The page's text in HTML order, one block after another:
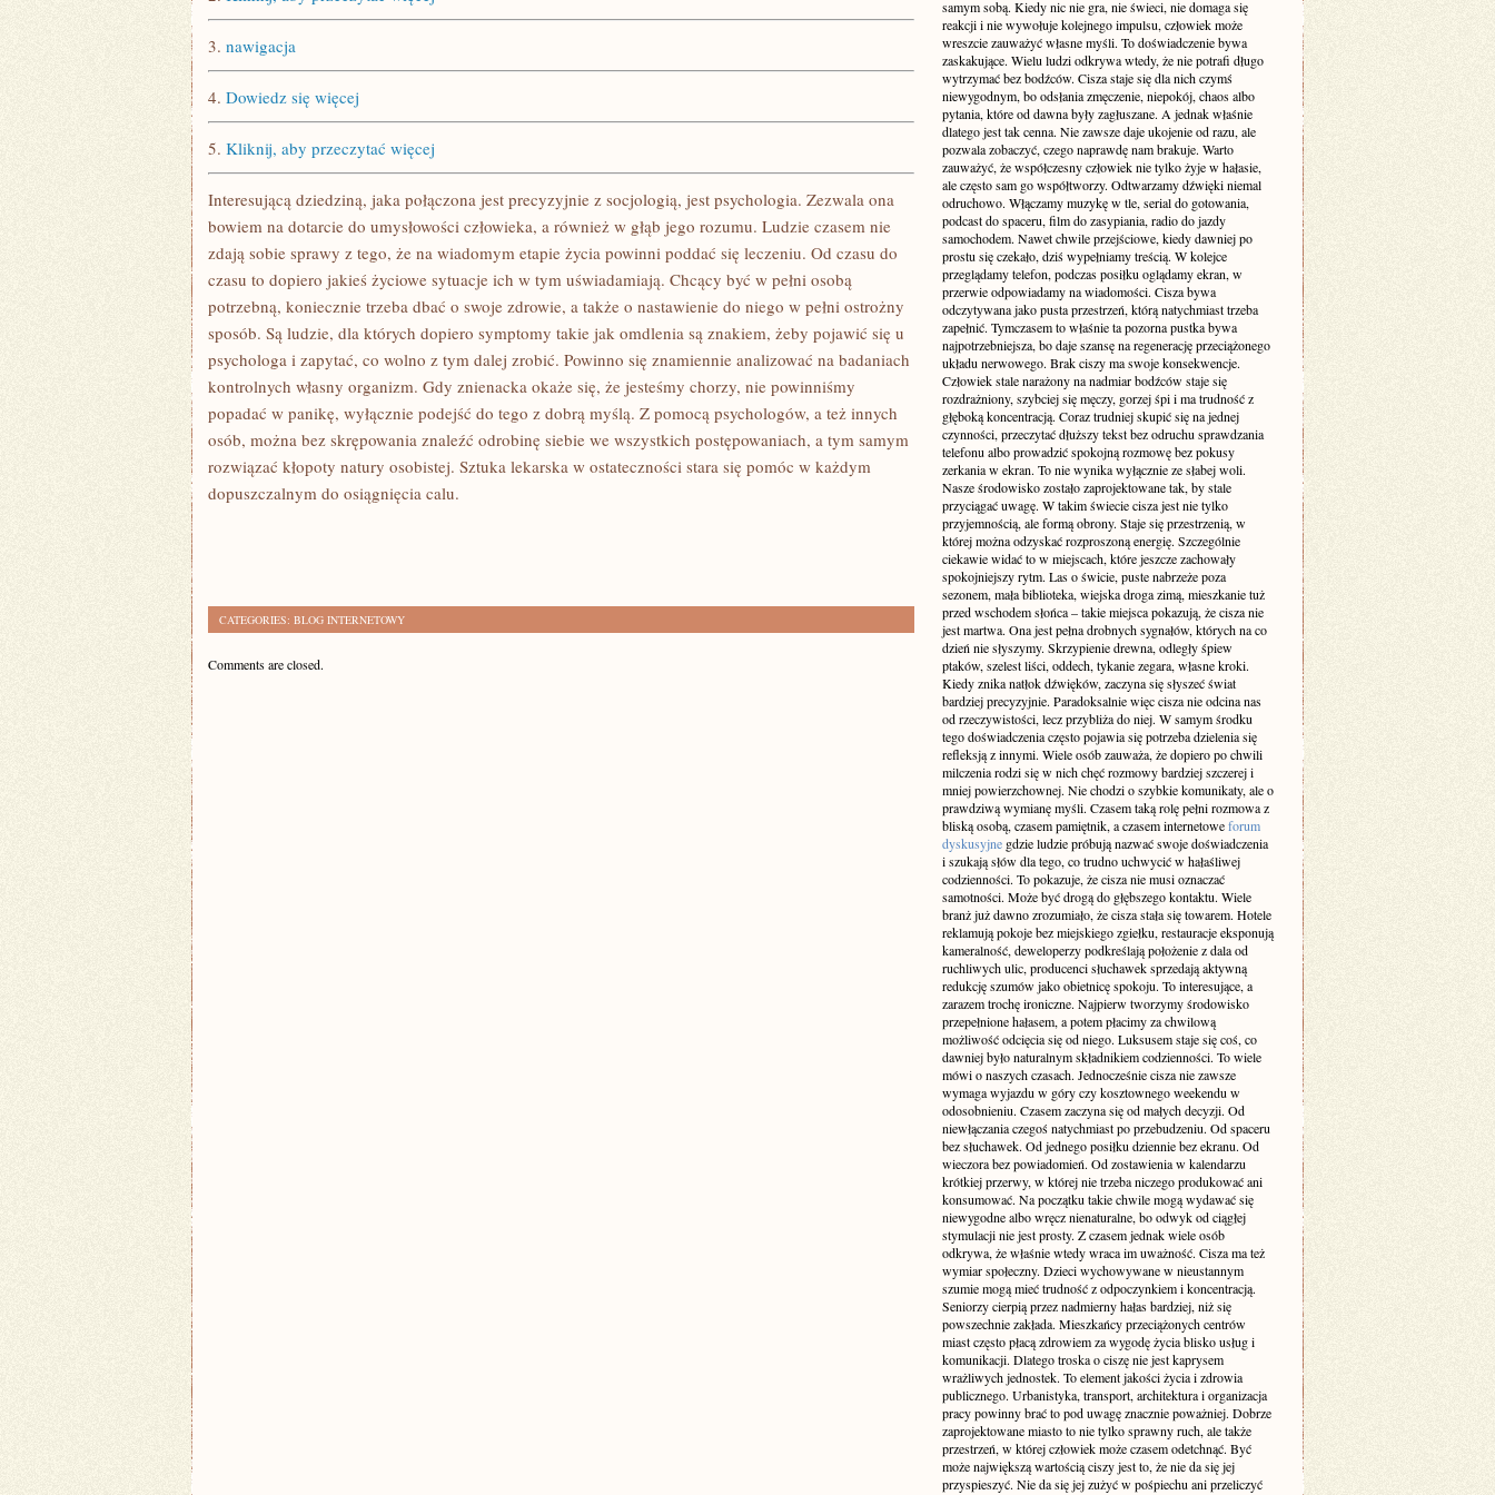
3. nawigacja
4. Dowiedz się więcej
5. Kliknij, aby przeczytać więcej
Interesującą dziedziną, jaka połączona jest precyzyjnie z socjologią, jest psychologia. Zezwala ona
bowiem na dotarcie do umysłowości człowieka, a również w głąb jego rozumu. Ludzie czasem nie
zdają sobie sprawy z tego, że na wiadomym etapie życia powinni poddać się leczeniu. Od czasu do
czasu to dopiero jakieś życiowe sytuacje ich w tym uświadamiają. Chcący być w pełni osobą
potrzebną, koniecznie trzeba dbać o swoje zdrowie, a także o nastawienie do niego w pełni ostrożny
sposób. Są ludzie, dla których dopiero symptomy takie jak omdlenia są znakiem, żeby pojawić się u
psychologa i zapytać, co wolno z tym dalej zrobić. Powinno się znamiennie analizować na badaniach
kontrolnych własny organizm. Gdy znienacka okaże się, że jesteśmy chorzy, nie powinniśmy
popadać w panikę, wyłącznie podejść do tego z dobrą myślą. Z pomocą psychologów, a też innych
osób, można bez skrępowania znaleźć odrobinę siebie we wszystkich postępowaniach, a tym samym
rozwiązać kłopoty natury osobistej. Sztuka lekarska w ostateczności stara się pomóc w każdym
dopuszczalnym do osiągnięcia calu.
CATEGORIES: BLOG INTERNETOWY
Comments are closed.
samym sobą. Kiedy nic nie gra, nie świeci, nie domaga się
reakcji i nie wywołuje kolejnego impulsu, człowiek może
wreszcie zauważyć własne myśli. To doświadczenie bywa
zaskakujące. Wielu ludzi odkrywa wtedy, że nie potrafi długo
wytrzymać bez bodźców. Cisza staje się dla nich czymś
niewygodnym, bo odsłania zmęczenie, niepokój, chaos albo
pytania, które od dawna były zagłuszane. A jednak właśnie
dlatego jest tak cenna. Nie zawsze daje ukojenie od razu, ale
pozwala zobaczyć, czego naprawdę nam brakuje. Warto
zauważyć, że współczesny człowiek nie tylko żyje w hałasie,
ale często sam go współtworzy. Odtwarzamy dźwięki niemal
odruchowo. Włączamy muzykę w tle, serial do gotowania,
podcast do spaceru, film do zasypiania, radio do jazdy
samochodem. Nawet chwile przejściowe, kiedy dawniej po
prostu się czekało, dziś wypełniamy treścią. W kolejce
przeglądamy telefon, podczas posiłku oglądamy ekran, w
przerwie odpowiadamy na wiadomości. Cisza bywa
odczytywana jako pusta przestrzeń, którą natychmiast trzeba
zapełnić. Tymczasem to właśnie ta pozorna pustka bywa
najpotrzebniejsza, bo daje szansę na regenerację przeciążonego
układu nerwowego. Brak ciszy ma swoje konsekwencje.
Człowiek stale narażony na nadmiar bodźców staje się
rozdrażniony, szybciej się męczy, gorzej śpi i ma trudność z
głęboką koncentracją. Coraz trudniej skupić się na jednej
czynności, przeczytać dłuższy tekst bez odruchu sprawdzania
telefonu albo prowadzić spokojną rozmowę bez pokusy
zerkania w ekran. To nie wynika wyłącznie ze słabej woli.
Nasze środowisko zostało zaprojektowane tak, by stale
przyciągać uwagę. W takim świecie cisza jest nie tylko
przyjemnością, ale formą obrony. Staje się przestrzenią, w
której można odzyskać rozproszoną energię. Szczególnie
ciekawie widać to w miejscach, które jeszcze zachowały
spokojniejszy rytm. Las o świcie, puste nabrzeże poza
sezonem, mała biblioteka, wiejska droga zimą, mieszkanie tuż
przed wschodem słońca – takie miejsca pokazują, że cisza nie
jest martwa. Ona jest pełna drobnych sygnałów, których na co
dzień nie słyszymy. Skrzypienie drewna, odległy śpiew
ptaków, szelest liści, oddech, tykanie zegara, własne kroki.
Kiedy znika natłok dźwięków, zaczyna się słyszeć świat
bardziej precyzyjnie. Paradoksalnie więc cisza nie odcina nas
od rzeczywistości, lecz przybliża do niej. W samym środku
tego doświadczenia często pojawia się potrzeba dzielenia się
refleksją z innymi. Wiele osób zauważa, że dopiero po chwili
milczenia rodzi się w nich chęć rozmowy bardziej szczerej i
mniej powierzchownej. Nie chodzi o szybkie komunikaty, ale o
prawdziwą wymianę myśli. Czasem taką rolę pełni rozmowa z
bliską osobą, czasem pamiętnik, a czasem internetoweforum
dyskusyjne gdzie ludzie próbują nazwać swoje doświadczenia
i szukają słów dla tego, co trudno uchwycić w hałaśliwej
codzienności. To pokazuje, że cisza nie musi oznaczać
samotności. Może być drogą do głębszego kontaktu. Wiele
branż już dawno zrozumiało, że cisza stała się towarem. Hotele
reklamują pokoje bez miejskiego zgiełku, restauracje eksponują
kameralność, deweloperzy podkreślają położenie z dala od
ruchliwych ulic, producenci słuchawek sprzedają aktywną
redukcję szumów jako obietnicę spokoju. To interesujące, a
zarazem trochę ironiczne. Najpierw tworzymy środowisko
przepełnione hałasem, a potem płacimy za chwilową
możliwość odcięcia się od niego. Luksusem staje się coś, co
dawniej było naturalnym składnikiem codzienności. To wiele
mówi o naszych czasach. Jednocześnie cisza nie zawsze
wymaga wyjazdu w góry czy kosztownego weekendu w
odosobnieniu. Czasem zaczyna się od małych decyzji. Od
niewłączania czegoś natychmiast po przebudzeniu. Od spaceru
bez słuchawek. Od jednego posiłku dziennie bez ekranu. Od
wieczora bez powiadomień. Od zostawienia w kalendarzu
krótkiej przerwy, w której nie trzeba niczego produkować ani
konsumować. Na początku takie chwile mogą wydawać się
niewygodne albo wręcz nienaturalne, bo odwyk od ciągłej
stymulacji nie jest prosty. Z czasem jednak wiele osób
odkrywa, że właśnie wtedy wraca im uważność. Cisza ma też
wymiar społeczny. Dzieci wychowywane w nieustannym
szumie mogą mieć trudność z odpoczynkiem i koncentracją.
Seniorzy cierpią przez nadmierny hałas bardziej, niż się
powszechnie zakłada. Mieszkańcy przeciążonych centrów
miast często płacą zdrowiem za wygodę życia blisko usług i
komunikacji. Dlatego troska o ciszę nie jest kaprysem
wrażliwych jednostek. To element jakości życia i zdrowia
publicznego. Urbanistyka, transport, architektura i organizacja
pracy powinny brać to pod uwagę znacznie poważniej. Dobrze
zaprojektowane miasto to nie tylko sprawny ruch, ale także
przestrzeń, w której człowiek może czasem odetchnąć. Być
może największą wartością ciszy jest to, że nie da się jej
przyspieszyć. Nie da się jej zużyć w pośpiechu ani przeliczyć